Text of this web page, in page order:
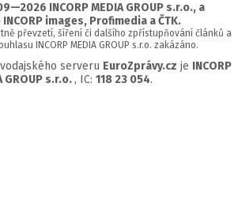
INCORP MEDIA GROUP s.r.o., a
images, Profimedia a ČTK.
převzetí, šíření či dalšího zpřístupňování článků a
INCORP MEDIA GROUP s.r.o. zakázáno.
serveru EuroZprávy.cz je INCORP
GROUP s.r.o., IC: 118 23 054.